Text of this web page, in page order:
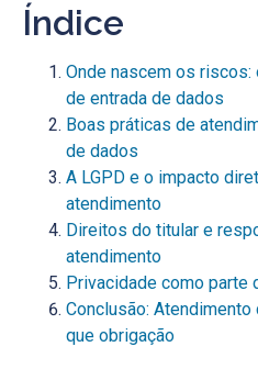
Índice
Onde nascem os
de entrada de dados
Boas práticas de
de dados
A LGPD e o impacto
atendimento
Direitos do titular e
atendimento
Privacidade como parte
Conclusão:
que obrigação